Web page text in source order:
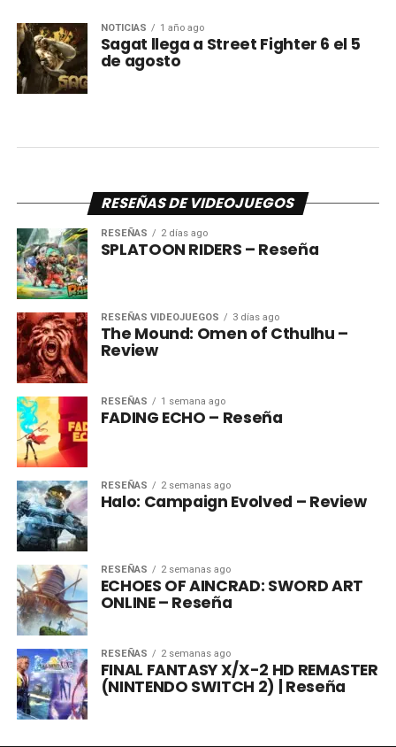
NOTICIAS 1 año ago
Sagat llega a Street Fighter 6 el 5
de agosto
RESEÑAS DE VIDEOJUEGOS
RESEÑAS 2 días ago
SPLATOON RIDERS – Reseña
RESEÑAS VIDEOJUEGOS 3 días ago
The Mound: Omen of Cthulhu –
Review
RESEÑAS 1 semana ago
FADING ECHO – Reseña
RESEÑAS 2 semanas ago
Halo: Campaign Evolved – Review
RESEÑAS 2 semanas ago
ECHOES OF AINCRAD: SWORD ART
ONLINE – Reseña
RESEÑAS 2 semanas ago
FINAL FANTASY X/X-2 HD REMASTER
(NINTENDO SWITCH 2) | Reseña